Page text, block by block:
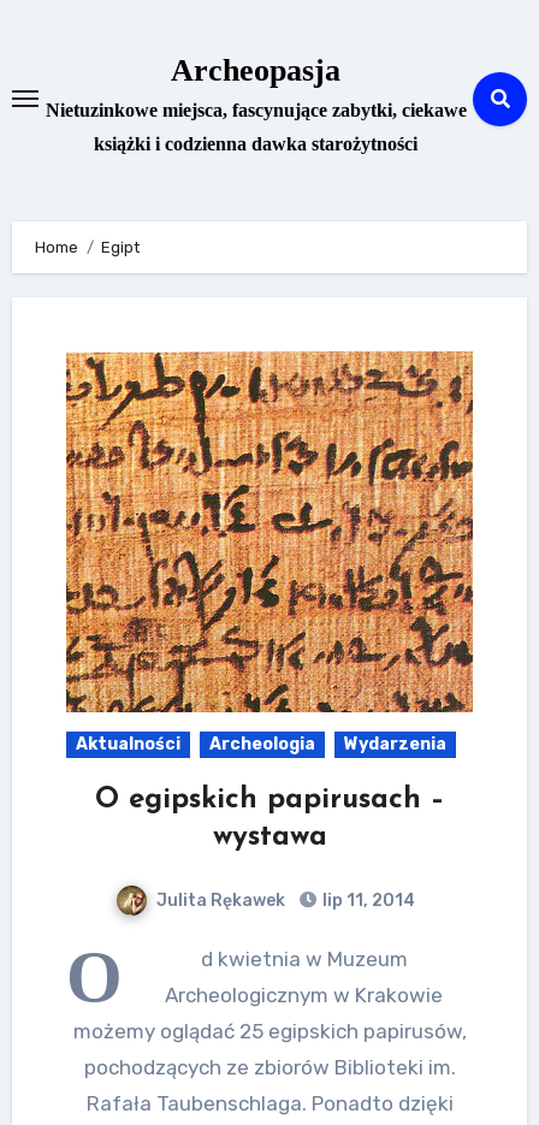
Archeopasja
Nietuzinkowe miejsca, fascynujące zabytki, ciekawe
książki i codzienna dawka starożytności
Home Egipt
Aktualności Archeologia Wydarzenia
O egipskich papirusach –
wystawa
Julita Rękawek lip 11, 2014
O
d kwietnia w Muzeum
Archeologicznym w Krakowie
możemy oglądać 25 egipskich papirusów,
pochodzących ze zbiorów Biblioteki im.
Rafała Taubenschlaga. Ponadto dzięki